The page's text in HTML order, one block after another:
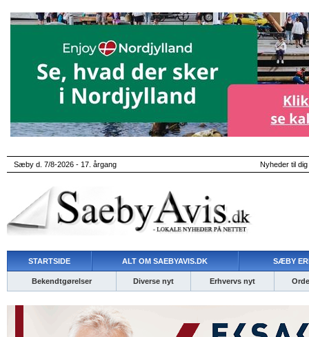
Sæby d. 7/8-2026 - 17. årgang Nyheder til
STARTSIDE ALT OM SAEBYAVIS.DK SÆBY
Bekendtgørelser Diverse nyt Erhvervs nyt